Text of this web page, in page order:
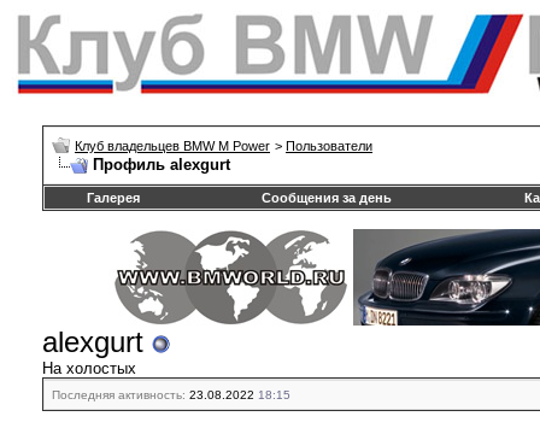
Клуб владельцев BMW M Power > Пользователи
Профиль alexgurt
Галерея Сообщения за день
alexgurt
На холостых
Последняя активность: 23.08.2022 18:15